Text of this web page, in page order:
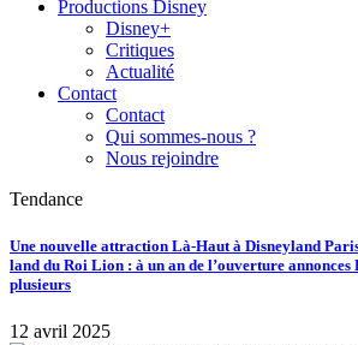
Productions Disney
Disney+
Critiques
Actualité
Contact
Contact
Qui sommes-nous ?
Nous rejoindre
Tendance
Une nouvelle attraction Là-Haut à Disneyland
land du Roi Lion : à un an de l’ouverture
plusieurs
12 avril 2025